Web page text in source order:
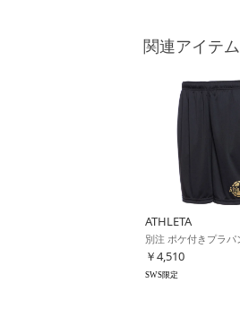
関連アイテム
ATHLETA
￥4,510
SWS限定